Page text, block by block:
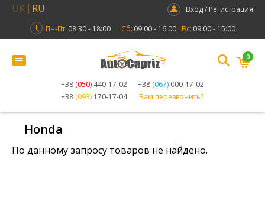
UK RU
Вход / Регистрация
Пн-Пт: 08:30 - 18:00 Сб: 09:00 - 16:00 Вс: 09:00 - 15:00
+38 (050) 440-17-02 +38 (067) 000-17-02
+38 (093) 170-17-04 Вам перезвонить?
0
Honda
По данному запросу товаров не найдено.